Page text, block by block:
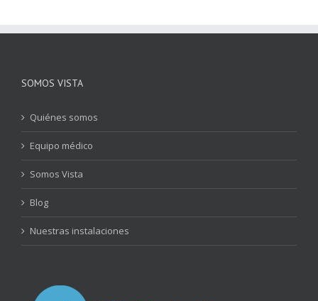
SOMOS VISTA
Quiénes somos
Equipo médico
Somos Vista
Blog
Nuestras instalaciones